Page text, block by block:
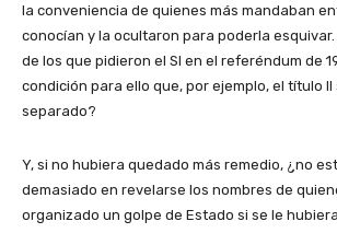
la conveniencia de quienes más mandaban
conocían y la ocultaron para poderla
de los que pidieron el SI en el referéndum de
condición para ello que, por ejemplo, el título
separado?
Y, si no hubiera quedado más remedio, ¿no
demasiado en revelarse los nombres de
organizado un golpe de Estado si se le